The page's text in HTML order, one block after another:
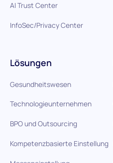
Lösungen
Gesundheitswesen
Technologieunternehmen
BPO und Outsourcing
Kompetenzbasierte Einstellung
AI Trust Center
InfoSec/Privacy Center